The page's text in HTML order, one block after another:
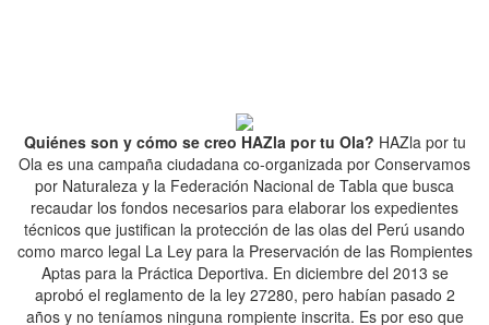
Quiénes son y cómo se creo HAZla por tu Ola? HAZla por tu
Ola es una campaña ciudadana co-organizada por Conservamos
por Naturaleza y la Federación Nacional de Tabla que busca
recaudar los fondos necesarios para elaborar los expedientes
técnicos que justifican la protección de las olas del Perú usando
como marco legal La Ley para la Preservación de las Rompientes
Aptas para la Práctica Deportiva. En diciembre del 2013 se
aprobó el reglamento de la ley 27280, pero habían pasado 2
años y no teníamos ninguna rompiente inscrita. Es por eso que